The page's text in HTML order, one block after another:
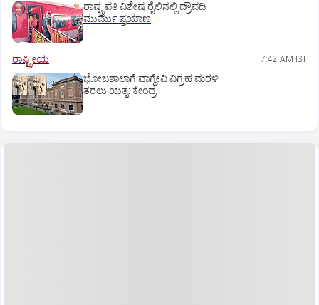
ರಾಷ್ಟ್ರಪತಿ ವಿಶೇಷ ರೈಲಿನಲ್ಲಿ ದ್ರೌಪದಿ
ಮುರ್ಮು ಪ್ರಯಾಣ
ರಾಷ್ಟ್ರೀಯ 7:42 AM IST
ಭೋಜಶಾಲಾಗೆ ವಾಗ್ದೇವಿ ವಿಗ್ರಹ ಮರಳಿ
ತರಲು ಯತ್ನ: ಕೇಂದ್ರ